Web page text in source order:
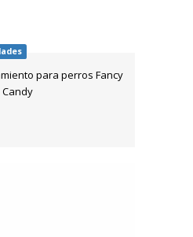
para perros Fancy
Candy